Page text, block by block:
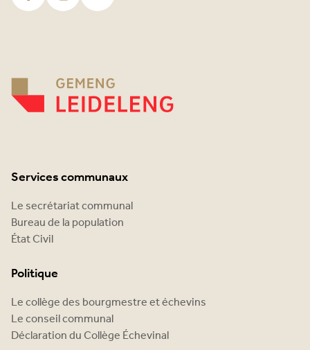
Services communaux
Le secrétariat communal
Bureau de la population
État Civil
Politique
Le collège des bourgmestre et échevins
Le conseil communal
Déclaration du Collège Échevinal